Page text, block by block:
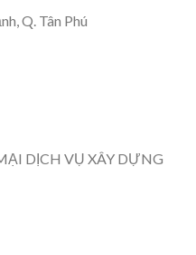
Q. Tân Phú
DỊCH VỤ XÂY DỰNG